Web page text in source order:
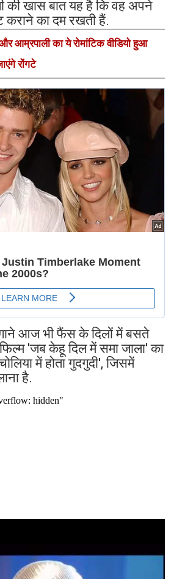
की खास बात यह है कि वह अपने
कराने का दम रखती हैं.
आम्रपाली का ये रोमांटिक वीडियो हुआ
रोंगटे
आज भी फैंस के दिलों में बसते
'जब केहू दिल में समा जाला' का
में होता गुदगुदी', जिसमें
है.